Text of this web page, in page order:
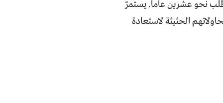
نحو عشرين عاماً. يستمرّ
الحثيثة لاستعادة